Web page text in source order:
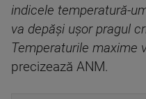
indicele temperatură-
va depăşi uşor pragul
Temperaturile maxime
precizează ANM.